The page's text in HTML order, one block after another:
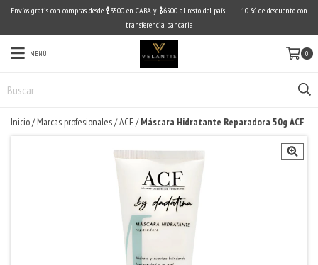
Envíos gratis con compras desde $3500 en CABA y $6500 al resto del país ------ 10 % de descuento con
transferencia bancaria
MENÚ 0
Inicio/ Marcas profesionales/ACF/ Máscara Hidratante Reparadora 50g ACF